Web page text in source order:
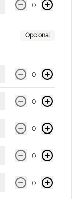
a frambuesa &
0
Opcional
0
0
0
0
0